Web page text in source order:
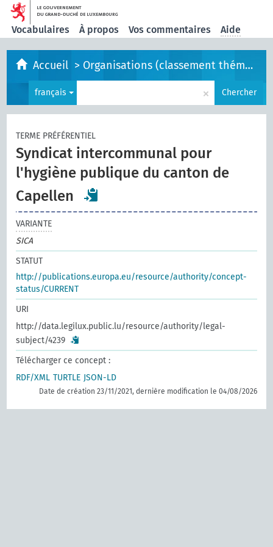
Vocabulaires À propos Vos commentaires Aide
Accueil > Organisations (classement thématique)
français × Chercher
TERME PRÉFÉRENTIEL
Syndicat intercommunal pour
l'hygiène publique du canton de
Capellen
VARIANTE
SICA
STATUT
http://publications.europa.eu/resource/authority/concept-
status/CURRENT
URI
http://data.legilux.public.lu/resource/authority/legal-
subject/4239
Télécharger ce concept :
RDF/XML TURTLE JSON-LD
Date de création 23/11/2021, dernière modification le 04/08/2026